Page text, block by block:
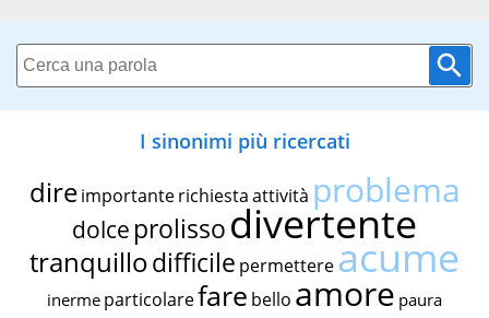
I sinonimi più ricercati
dire importante richiestaattività problema
dolce prolissodivertente
tranquillodifficile permettereacume
inerme particolarefare bello amore paura